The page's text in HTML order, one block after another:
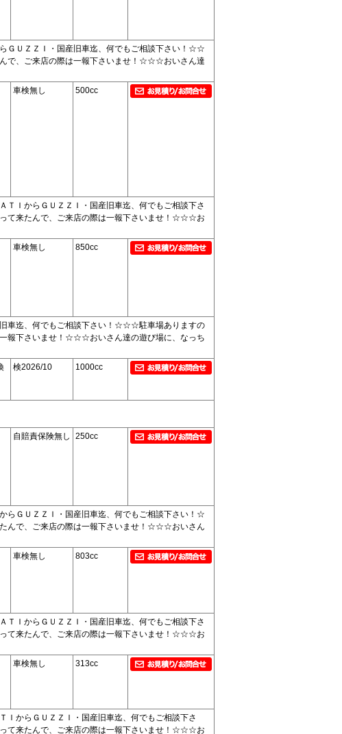
ＧＵＺＺＩ・国産旧車迄、何でもご相談下さい！☆☆
で、ご来店の際は一報下さいませ！☆☆☆おいさん達
車検無し 500cc
ＩからＧＵＺＺＩ・国産旧車迄、何でもご相談下さ
来たんで、ご来店の際は一報下さいませ！☆☆☆お
車検無し 850cc
車迄、何でもご相談下さい！☆☆☆駐車場ありますの
報下さいませ！☆☆☆おいさん達の遊び場に、なっち
検2026/10 1000cc
自賠責保険無し 250cc
ＧＵＺＺＩ・国産旧車迄、何でもご相談下さい！☆
んで、ご来店の際は一報下さいませ！☆☆☆おいさん
車検無し 803cc
ＩからＧＵＺＺＩ・国産旧車迄、何でもご相談下さ
来たんで、ご来店の際は一報下さいませ！☆☆☆お
車検無し 313cc
からＧＵＺＺＩ・国産旧車迄、何でもご相談下さ
来たんで、ご来店の際は一報下さいませ！☆☆☆お